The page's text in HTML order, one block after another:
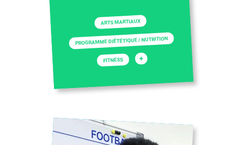
ARTS MARTIAUX
PROGRAMME DIÉTÉTIQUE / NUTRITION
FITNESS +